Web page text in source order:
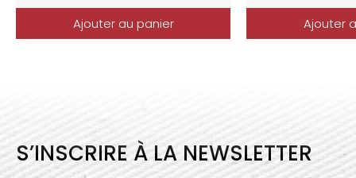
Ajouter au panier Ajouter
S’INSCRIRE À LA NEWSLETTER